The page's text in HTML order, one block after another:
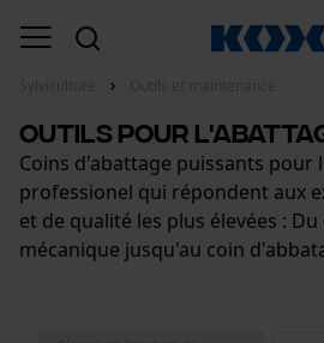
Outils pour
Coins d'abattage puissants pour
professionel qui répondent aux
et de qualité les plus élevées :
mécanique jusqu'au coin